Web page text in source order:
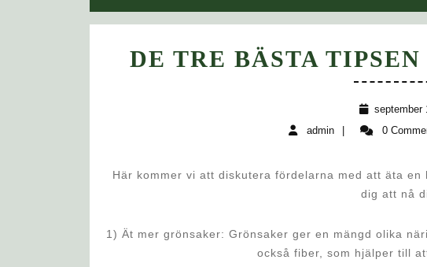
DE TRE BÄSTA
september
admin admin0
Här kommer vi att diskutera fördelarna med att äta
dig att nå
1) Ät mer grönsaker: Grönsaker ger en mängd olika
också fiber, som hjälper till